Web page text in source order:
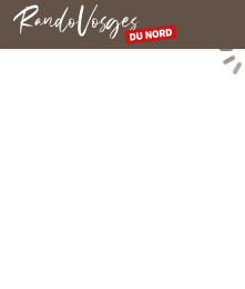
Rando Vosges du Nord